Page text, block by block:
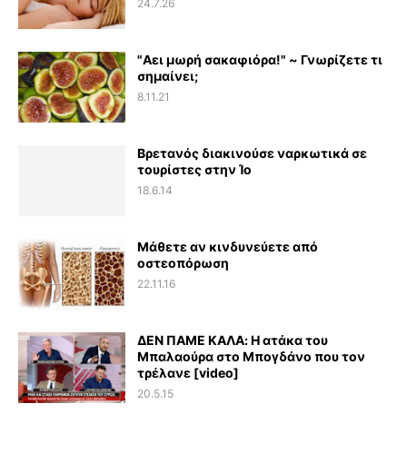
24.7.26
"Αει μωρή σακαφιόρα!" ~ Γνωρίζετε τι
σημαίνει;
8.11.21
Βρετανός διακινούσε ναρκωτικά σε
τουρίστες στην Ίο
18.6.14
Μάθετε αν κινδυνεύετε από
οστεοπόρωση
22.11.16
ΔΕΝ ΠΑΜΕ ΚΑΛΑ: Η ατάκα του
Μπαλαούρα στο Μπογδάνο που τον
τρέλανε [video]
20.5.15